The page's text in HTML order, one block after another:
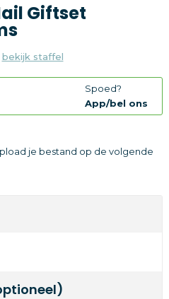
Giftset
bekijk staffel
Spoed?
App/bel ons
je bestand op de volgende